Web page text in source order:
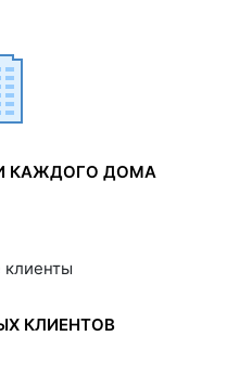
КАЖДОГО ДОМА
КЛИЕНТОВ